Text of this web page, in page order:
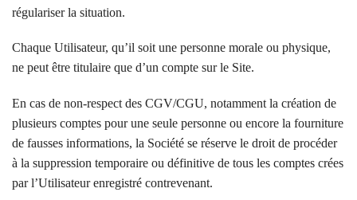
régulariser la situation.
Chaque Utilisateur, qu’il soit une personne morale ou physique,
ne peut être titulaire que d’un compte sur le Site.
En cas de non-respect des CGV/CGU, notamment la création de
plusieurs comptes pour une seule personne ou encore la fourniture
de fausses informations, la Société se réserve le droit de procéder
à la suppression temporaire ou définitive de tous les comptes crées
par l’Utilisateur enregistré contrevenant.